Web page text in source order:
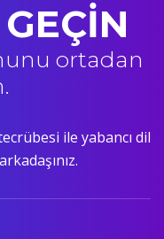
ortadan
ile yabancı dil